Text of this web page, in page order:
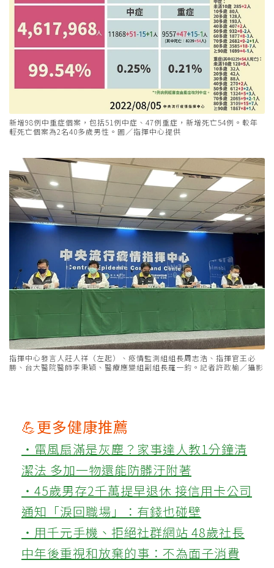
新增98例中重症個案，包括51例中症、47例重症，新增死亡54例。較年
輕死亡個案為2名40多歲男性。圖／指揮中心提供
指揮中心發言人莊人祥（左起）、疫情監測組組長周志浩、指揮官王必
勝、台大醫院醫師李秉穎、醫療應變組副組長羅一鈞。記者許政榆／攝影
💪更多健康推薦
‧電風扇滿是灰塵？家事達人教1分鐘清
潔法 多加一物還能防髒汙附著
‧45歲男存2千萬提早退休 接信用卡公司
通知「淚回職場」：有錢也碰壁
‧用千元手機、拒絕社群網站 48歲社長
中年後重視和放棄的事：不為面子消費